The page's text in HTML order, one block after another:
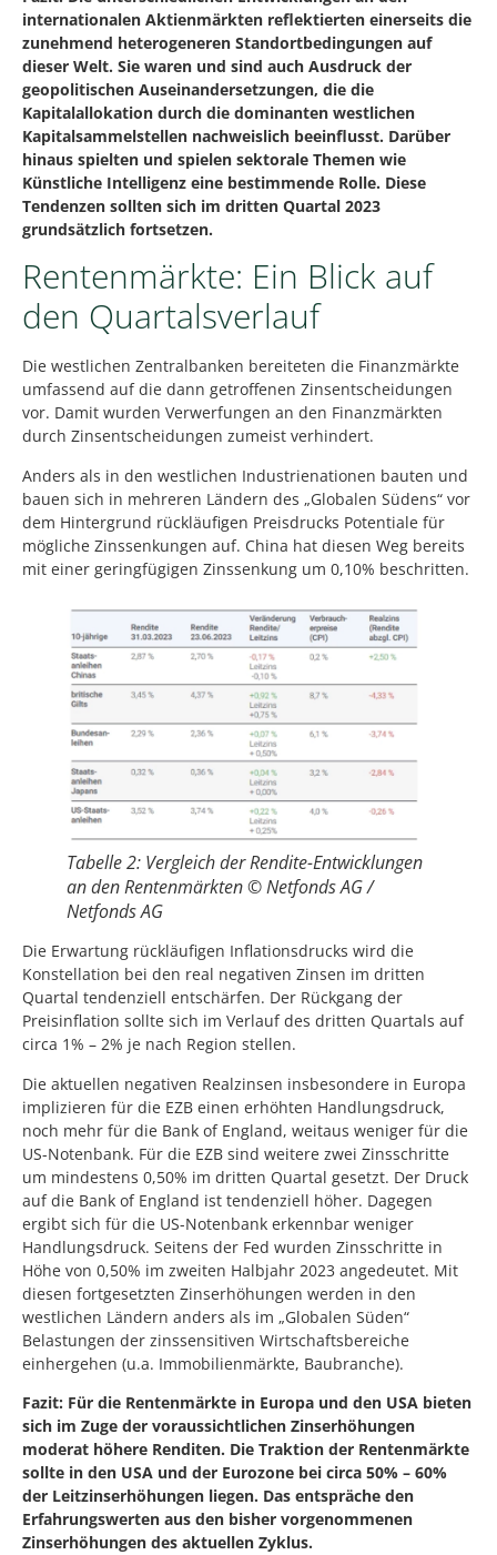
internationalen Aktienmärkten reflektierten einerseits die
zunehmend heterogeneren Standortbedingungen auf
dieser Welt. Sie waren und sind auch Ausdruck der
geopolitischen Auseinandersetzungen, die die
Kapitalallokation durch die dominanten westlichen
Kapitalsammelstellen nachweislich beeinflusst. Darüber
hinaus spielten und spielen sektorale Themen wie
Künstliche Intelligenz eine bestimmende Rolle. Diese
Tendenzen sollten sich im dritten Quartal 2023
grundsätzlich fortsetzen.
Rentenmärkte: Ein Blick auf
den Quartalsverlauf
Die westlichen Zentralbanken bereiteten die Finanzmärkte
umfassend auf die dann getroffenen Zinsentscheidungen
vor. Damit wurden Verwerfungen an den Finanzmärkten
durch Zinsentscheidungen zumeist verhindert.
Anders als in den westlichen Industrienationen bauten und
bauen sich in mehreren Ländern des „Globalen Südens“ vor
dem Hintergrund rückläufigen Preisdrucks Potentiale für
mögliche Zinssenkungen auf. China hat diesen Weg bereits
mit einer geringfügigen Zinssenkung um 0,10% beschritten.
Tabelle 2: Vergleich der Rendite-Entwicklungen
an den Rentenmärkten © Netfonds AG /
Netfonds AG
Die Erwartung rückläufigen Inflationsdrucks wird die
Konstellation bei den real negativen Zinsen im dritten
Quartal tendenziell entschärfen. Der Rückgang der
Preisinflation sollte sich im Verlauf des dritten Quartals auf
circa 1% – 2% je nach Region stellen.
Die aktuellen negativen Realzinsen insbesondere in Europa
implizieren für die EZB einen erhöhten Handlungsdruck,
noch mehr für die Bank of England, weitaus weniger für die
US-Notenbank. Für die EZB sind weitere zwei Zinsschritte
um mindestens 0,50% im dritten Quartal gesetzt. Der Druck
auf die Bank of England ist tendenziell höher. Dagegen
ergibt sich für die US-Notenbank erkennbar weniger
Handlungsdruck. Seitens der Fed wurden Zinsschritte in
Höhe von 0,50% im zweiten Halbjahr 2023 angedeutet. Mit
diesen fortgesetzten Zinserhöhungen werden in den
westlichen Ländern anders als im „Globalen Süden“
Belastungen der zinssensitiven Wirtschaftsbereiche
einhergehen (u.a. Immobilienmärkte, Baubranche).
Fazit: Für die Rentenmärkte in Europa und den USA bieten
sich im Zuge der voraussichtlichen Zinserhöhungen
moderat höhere Renditen. Die Traktion der Rentenmärkte
sollte in den USA und der Eurozone bei circa 50% – 60%
der Leitzinserhöhungen liegen. Das entspräche den
Erfahrungswerten aus den bisher vorgenommenen
Zinserhöhungen des aktuellen Zyklus.